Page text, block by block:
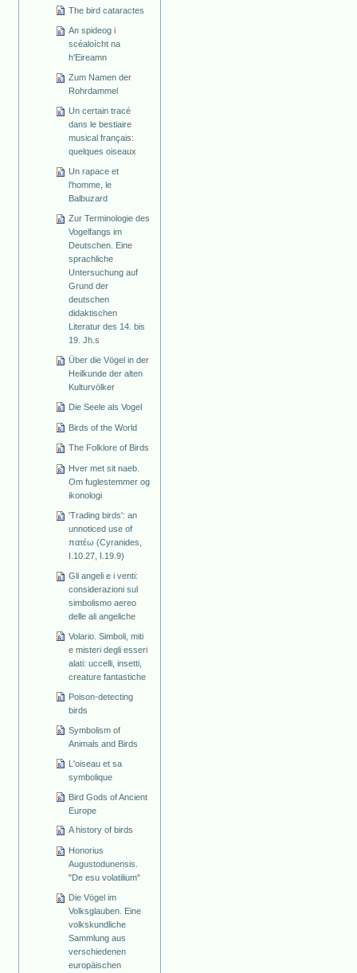
The bird cataractes
An spideog i
scéaloícht na
h'Eireamn
Zum Namen der
Rohrdammel
Un certain tracé
dans le bestiaire
musical français:
quelques oiseaux
Un rapace et
l'homme, le
Balbuzard
Zur Terminologie des
Vogelfangs im
Deutschen. Eine
sprachliche
Untersuchung auf
Grund der
deutschen
didaktischen
Literatur des 14. bis
19. Jh.s
Über die Vögel in der
Heilkunde der alten
Kulturvölker
Die Seele als Vogel
Birds of the World
The Folklore of Birds
Hver met sit naeb.
Om fuglestemmer og
ikonologi
'Trading birds': an
unnoticed use of
πατέω (Cyranides,
I.10.27, I.19.9)
Gli angeli e i venti:
considerazioni sul
simbolismo aereo
delle ali angeliche
Volario. Simboli, miti
e misteri degli esseri
alati: uccelli, insetti,
creature fantastiche
Poison-detecting
birds
Symbolism of
Animals and Birds
L'oiseau et sa
symbolique
Bird Gods of Ancient
Europe
A history of birds
Honorius
Augustodunensis.
"De esu volatilium"
Die Vögel im
Volksglauben. Eine
volkskundliche
Sammlung aus
verschiedenen
europäischen